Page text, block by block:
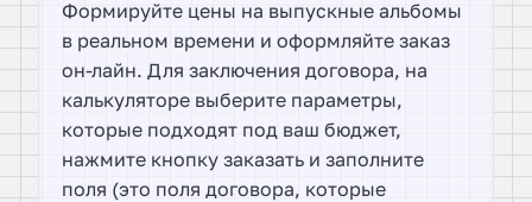
Формируйте цены на выпускные альбомы
в реальном времени и оформляйте заказ
он-лайн. Для заключения договора, на
калькуляторе выберите параметры,
которые подходят под ваш бюджет,
нажмите кнопку заказать и заполните
поля (это поля договора, которые